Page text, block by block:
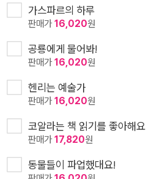
가스파르의 하루
판매가16,020원
공룡에게 물어봐!
판매가16,020원
헨리는 예술가
판매가16,020원
코알라는 책 읽기를 좋아해요
판매가17,820원
동물들이 파업했대요!